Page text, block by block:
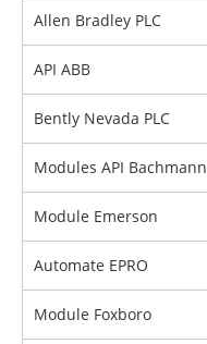
Allen Bradley PLC
API ABB
Bently Nevada PLC
Modules API Bachmann
Module Emerson
Automate EPRO
Module Foxboro